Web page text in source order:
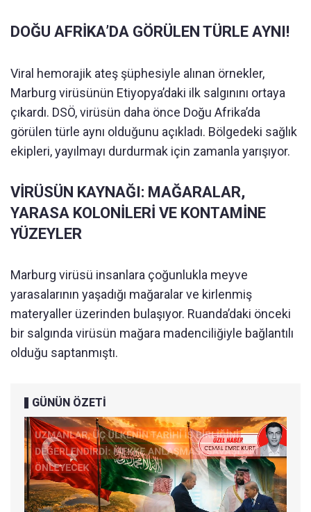
DOĞU AFRİKA’DA GÖRÜLEN TÜRLE AYNI!
Viral hemorajik ateş şüphesiyle alınan örnekler,
Marburg virüsünün Etiyopya’daki ilk salgınını ortaya
çıkardı. DSÖ, virüsün daha önce Doğu Afrika’da
görülen türle aynı olduğunu açıkladı. Bölgedeki sağlık
ekipleri, yayılmayı durdurmak için zamanla yarışıyor.
VİRÜSÜN KAYNAĞI: MAĞARALAR,
YARASA KOLONİLERİ VE KONTAMİNE
YÜZEYLER
Marburg virüsü insanlara çoğunlukla meyve
yarasalarının yaşadığı mağaralar ve kirlenmiş
materyaller üzerinden bulaşıyor. Ruanda’daki önceki
bir salgında virüsün mağara madenciliğiyle bağlantılı
olduğu saptanmıştı.
GÜNÜN ÖZETİ